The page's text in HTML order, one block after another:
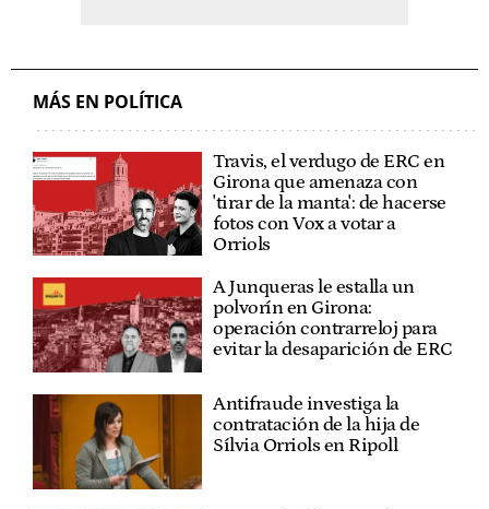
MÁS EN POLÍTICA
Travis, el verdugo de ERC en
Girona que amenaza con
'tirar de la manta': de hacerse
fotos con Vox a votar a
Orriols
A Junqueras le estalla un
polvorín en Girona:
operación contrarreloj para
evitar la desaparición de ERC
Antifraude investiga la
contratación de la hija de
Sílvia Orriols en Ripoll